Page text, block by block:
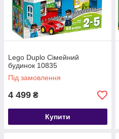
Lego Duplo Сімейний
будинок 10835
Під замовлення
4 499 ₴
Купити